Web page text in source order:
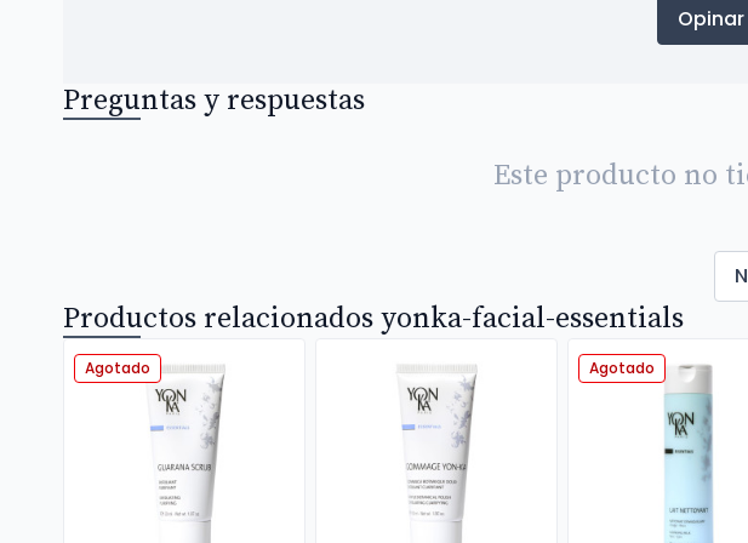
Preguntas y respuestas
Este producto no
Productos relacionados yonka-facial-essentials
Agotado Agotado